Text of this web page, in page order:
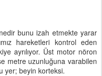
bunu izah etmekte yarar
hareketleri kontrol eden
ayrılıyor. Üst motor nöron
metre uzunluğuna varabilen
yer; beyin korteksi.